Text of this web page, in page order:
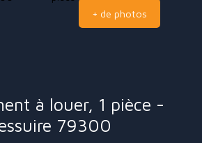
+ de photos
à louer, 1 pièce -
79300